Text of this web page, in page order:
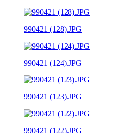
990421 (128).JPG
990421 (124).JPG
990421 (123).JPG
990421 (122).JPG